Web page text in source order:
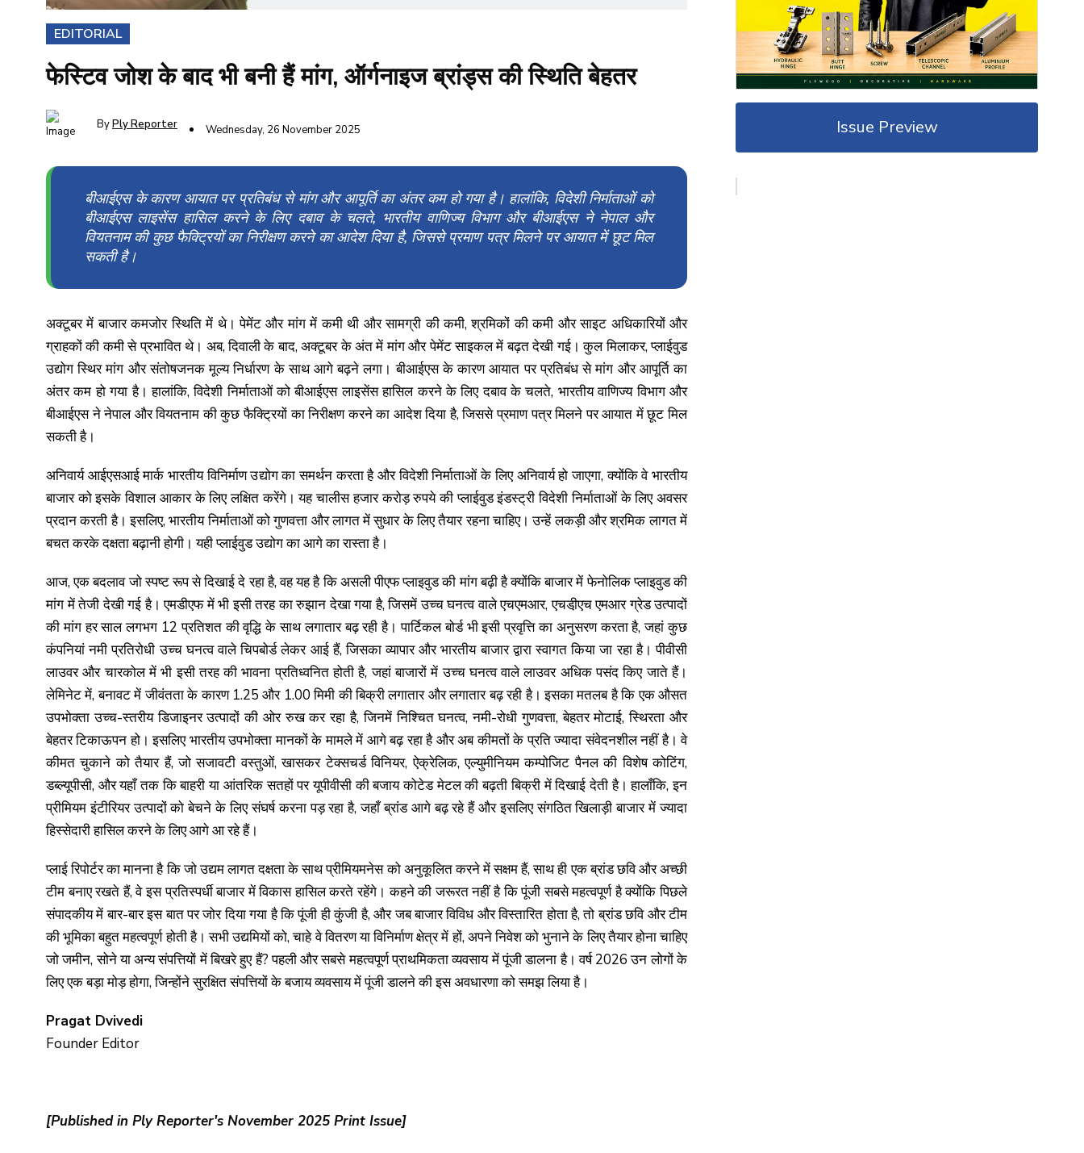
EDITORIAL
फेस्टिव जोश के बाद भी बनी हैं मांग, ऑर्गनाइज ब्रांड्स की स्थिति बेहतर
ByPly Reporter Wednesday, 26 November 2025
बीआईएस के कारण आयात पर प्रतिबंध से मांग और आपूर्ति का अंतर कम हो गया है। हालांकि, विदेशी निर्माताओं को
बीआईएस लाइसेंस हासिल करने के लिए दबाव के चलते, भारतीय वाणिज्य विभाग और बीआईएस ने नेपाल और
वियतनाम की कुछ फैक्ट्रियों का निरीक्षण करने का आदेश दिया है, जिससे प्रमाण पत्र मिलने पर आयात में छूट मिल
सकती है।
अक्टूबर में बाजार कमजोर स्थिति में थे। पेमेंट और मांग में कमी थी और सामग्री की कमी, श्रमिकों की कमी और साइट अधिकारियों और
ग्राहकों की कमी से प्रभावित थे। अब, दिवाली के बाद, अक्टूबर के अंत में मांग और पेमेंट साइकल में बढ़त देखी गई। कुल मिलाकर, प्लाईवुड
उद्योग स्थिर मांग और संतोषजनक मूल्य निर्धारण के साथ आगे बढ़ने लगा। बीआईएस के कारण आयात पर प्रतिबंध से मांग और आपूर्ति का
अंतर कम हो गया है। हालांकि, विदेशी निर्माताओं को बीआईएस लाइसेंस हासिल करने के लिए दबाव के चलते, भारतीय वाणिज्य विभाग और
बीआईएस ने नेपाल और वियतनाम की कुछ फैक्ट्रियों का निरीक्षण करने का आदेश दिया है, जिससे प्रमाण पत्र मिलने पर आयात में छूट मिल
सकती है।
अनिवार्य आईएसआई मार्क भारतीय विनिर्माण उद्योग का समर्थन करता है और विदेशी निर्माताओं के लिए अनिवार्य हो जाएगा, क्योंकि वे भारतीय
बाजार को इसके विशाल आकार के लिए लक्षित करेंगे। यह चालीस हजार करोड़ रुपये की प्लाईवुड इंडस्ट्री विदेशी निर्माताओं के लिए अवसर
प्रदान करती है। इसलिए, भारतीय निर्माताओं को गुणवत्ता और लागत में सुधार के लिए तैयार रहना चाहिए। उन्हें लकड़ी और श्रमिक लागत में
बचत करके दक्षता बढ़ानी होगी। यही प्लाईवुड उद्योग का आगे का रास्ता है।
आज, एक बदलाव जो स्पष्ट रूप से दिखाई दे रहा है, वह यह है कि असली पीएफ प्लाइवुड की मांग बढ़ी है क्योंकि बाजार में फेनोलिक प्लाइवुड की
मांग में तेजी देखी गई है। एमडीएफ में भी इसी तरह का रुझान देखा गया है, जिसमें उच्च घनत्व वाले एचएमआर, एचडी़एच एमआर ग्रेड उत्पादों
की मांग हर साल लगभग 12 प्रतिशत की वृद्धि के साथ लगातार बढ़ रही है। पार्टिकल बोर्ड भी इसी प्रवृत्ति का अनुसरण करता है, जहां कुछ
कंपनियां नमी प्रतिरोधी उच्च घनत्व वाले चिपबोर्ड लेकर आई हैं, जिसका व्यापार और भारतीय बाजार द्वारा स्वागत किया जा रहा है। पीवीसी
लाउवर और चारकोल में भी इसी तरह की भावना प्रतिध्वनित होती है, जहां बाजारों में उच्च घनत्व वाले लाउवर अधिक पसंद किए जाते हैं।
लेमिनेट में, बनावट में जीवंतता के कारण 1.25 और 1.00 मिमी की बिक्री लगातार और लगातार बढ़ रही है। इसका मतलब है कि एक औसत
उपभोक्ता उच्च-स्तरीय डिजाइनर उत्पादों की ओर रुख कर रहा है, जिनमें निश्चित घनत्व, नमी-रोधी गुणवत्ता, बेहतर मोटाई, स्थिरता और
बेहतर टिकाऊपन हो। इसलिए भारतीय उपभोक्ता मानकों के मामले में आगे बढ़ रहा है और अब कीमतों के प्रति ज्यादा संवेदनशील नहीं है। वे
कीमत चुकाने को तैयार हैं, जो सजावटी वस्तुओं, खासकर टेक्सचर्ड विनियर, ऐक्रेलिक, एल्युमीनियम कम्पोजिट पैनल की विशेष कोटिंग,
डब्ल्यूपीसी, और यहाँ तक कि बाहरी या आंतरिक सतहों पर यूपीवीसी की बजाय कोटेड मेटल की बढ़ती बिक्री में दिखाई देती है। हालाँकि, इन
प्रीमियम इंटीरियर उत्पादों को बेचने के लिए संघर्ष करना पड़ रहा है, जहाँ ब्रांड आगे बढ़ रहे हैं और इसलिए संगठित खिलाड़ी बाजार में ज्यादा
हिस्सेदारी हासिल करने के लिए आगे आ रहे हैं।
प्लाई रिपोर्टर का मानना है कि जो उद्यम लागत दक्षता के साथ प्रीमियमनेस को अनुकूलित करने में सक्षम हैं, साथ ही एक ब्रांड छवि और अच्छी
टीम बनाए रखते हैं, वे इस प्रतिस्पर्धी बाजार में विकास हासिल करते रहेंगे। कहने की जरूरत नहीं है कि पूंजी सबसे महत्वपूर्ण है क्योंकि पिछले
संपादकीय में बार-बार इस बात पर जोर दिया गया है कि पूंजी ही कुंजी है, और जब बाजार विविध और विस्तारित होता है, तो ब्रांड छवि और टीम
की भूमिका बहुत महत्वपूर्ण होती है। सभी उद्यमियों को, चाहे वे वितरण या विनिर्माण क्षेत्र में हों, अपने निवेश को भुनाने के लिए तैयार होना चाहिए
जो जमीन, सोने या अन्य संपत्तियों में बिखरे हुए हैं? पहली और सबसे महत्वपूर्ण प्राथमिकता व्यवसाय में पूंजी डालना है। वर्ष 2026 उन लोगों के
लिए एक बड़ा मोड़ होगा, जिन्होंने सुरक्षित संपत्तियों के बजाय व्यवसाय में पूंजी डालने की इस अवधारणा को समझ लिया है।
Pragat Dvivedi
Founder Editor
[Published in Ply Reporter's November 2025 Print Issue]
Issue Preview